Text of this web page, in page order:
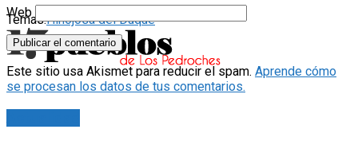
Temas:Hinojosa del Duque
Web
Este sitio usa Akismet para reducir el spam. Aprende cómo
se procesan los datos de tus comentarios.